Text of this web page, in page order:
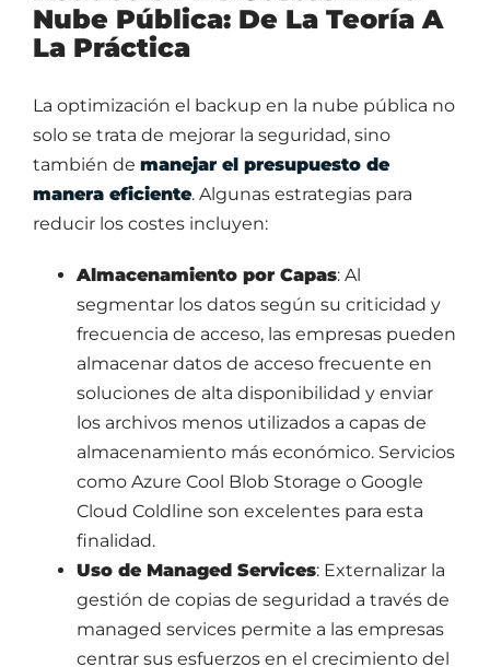
Nube Pública: De La Teoría A
La Práctica
La optimización el backup en la nube pública no
solo se trata de mejorar la seguridad, sino
también de manejar el presupuesto de
manera eficiente. Algunas estrategias para
reducir los costes incluyen:
Almacenamiento por Capas: Al
segmentar los datos según su criticidad y
frecuencia de acceso, las empresas pueden
almacenar datos de acceso frecuente en
soluciones de alta disponibilidad y enviar
los archivos menos utilizados a capas de
almacenamiento más económico. Servicios
como Azure Cool Blob Storage o Google
Cloud Coldline son excelentes para esta
finalidad.
Uso de Managed Services: Externalizar la
gestión de copias de seguridad a través de
managed services permite a las empresas
centrar sus esfuerzos en el crecimiento del